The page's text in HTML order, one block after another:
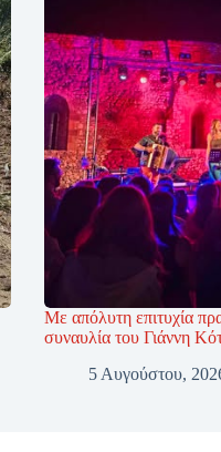
Με απόλυτη επιτυχία
συναυλία του Γιάννη
5 Αυγούστου,